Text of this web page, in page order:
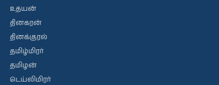
உதயன்
தினகரன்
தினக்குரல்
தமிழ்மிரர்
தமிழன்
டெய்லிமிரர்